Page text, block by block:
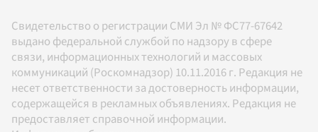
Свидетельство о регистрации СМИ Эл № ФС77-67642
выдано федеральной службой по надзору в сфере
связи, информационных технологий и массовых
коммуникаций (Роскомнадзор) 10.11.2016 г. Редакция не
несет ответственности за достоверность информации,
содержащейся в рекламных объявлениях. Редакция не
предоставляет справочной информации.